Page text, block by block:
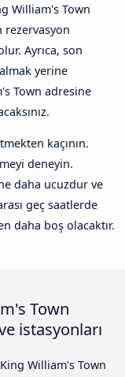
William's Town
rezervasyon
Ayrıca, son
yerine
Town adresine
kaçının.
deneyin.
daha ucuzdur ve
geç saatlerde
daha boş olacaktır.
Town
istasyonları
William's Town